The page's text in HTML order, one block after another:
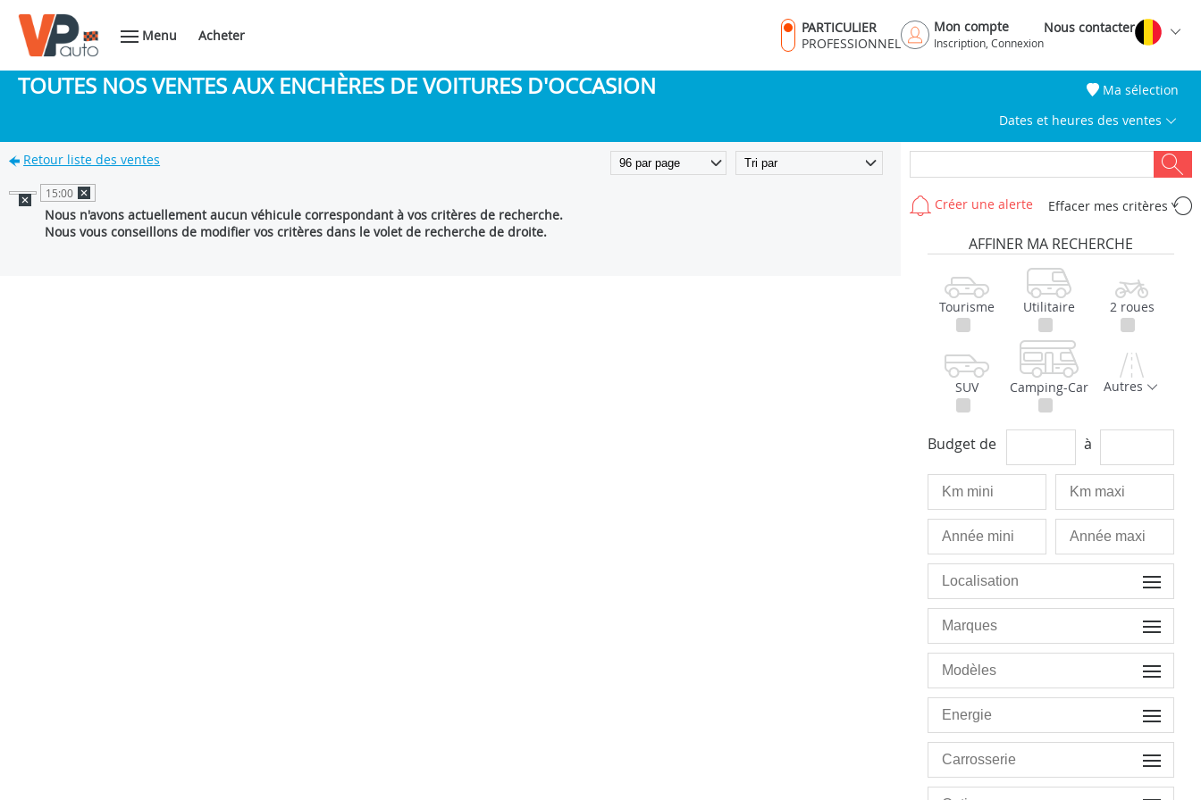
Menu Acheter
PARTICULIER
PROFESSIONNEL
Mon compte
Inscription, Connexion
Nous contacter
TOUTES NOS VENTES AUX ENCHÈRES DE VOITURES D'OCCASION
Ma sélection
Dates et heures des ventes
Retour liste des ventes
15:00
Nous n'avons actuellement aucun véhicule correspondant à vos critères de recherche.
Nous vous conseillons de modifier vos critères dans le volet de recherche de droite.
Créer une alerte Effacer mes critères
AFFINER MA RECHERCHE
Tourisme Utilitaire 2 roues
SUV Camping-Car Autres
Budget de à